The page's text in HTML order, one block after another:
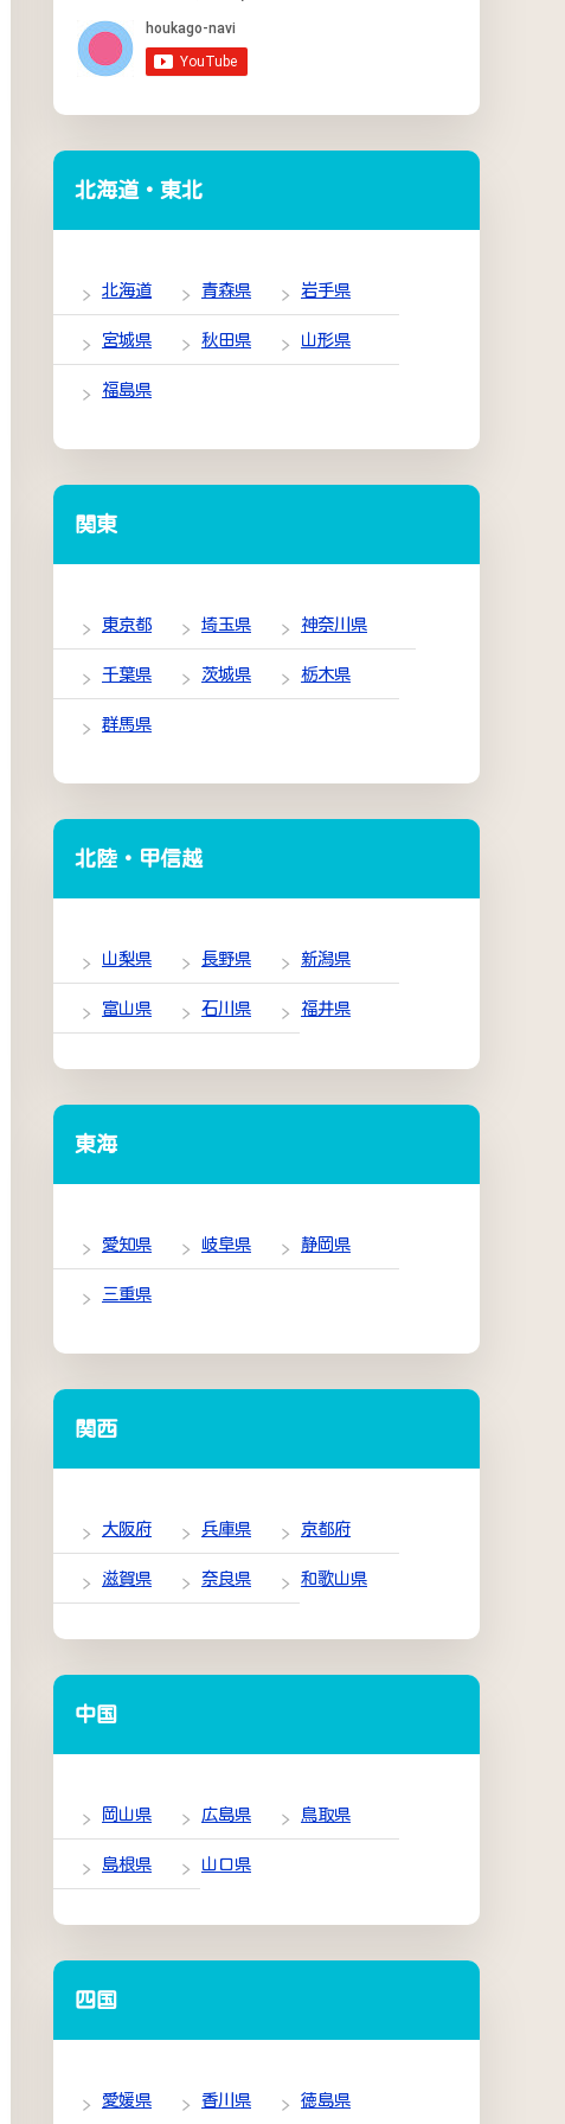
北海道・東北
北海道 青森県 岩手県
宮城県 秋田県 山形県
福島県
関東
東京都 埼玉県 神奈川県
千葉県 茨城県 栃木県
群馬県
北陸・甲信越
山梨県 長野県 新潟県
富山県 石川県 福井県
東海
愛知県 岐阜県 静岡県
三重県
関西
大阪府 兵庫県 京都府
滋賀県 奈良県 和歌山県
中国
岡山県 広島県 鳥取県
島根県 山口県
四国
愛媛県 香川県 徳島県